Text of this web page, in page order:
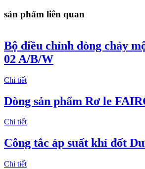
sản phẩm liên quan
Bộ điều chỉnh dòng chảy
02 A/B/W
Chi tiết
Dòng sản phẩm Rơ le
Chi tiết
Công tắc áp suất khí đốt
Chi tiết